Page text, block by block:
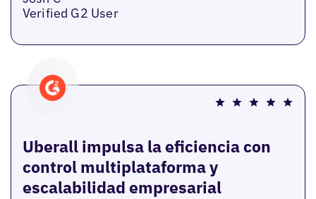
Verified G2 User
Uberall impulsa la eficiencia con
control multiplataforma y
escalabilidad empresarial